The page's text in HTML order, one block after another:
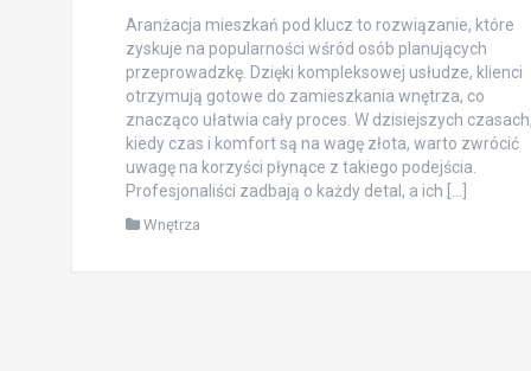
Aranżacja mieszkań pod klucz to rozwiązanie, które
zyskuje na popularności wśród osób planujących
przeprowadzkę. Dzięki kompleksowej usłudze, klienci
otrzymują gotowe do zamieszkania wnętrza, co
znacząco ułatwia cały proces. W dzisiejszych
kiedy czas i komfort są na wagę złota, warto zwrócić
uwagę na korzyści płynące z takiego podejścia.
Profesjonaliści zadbają o każdy detal, a ich […]
Wnętrza